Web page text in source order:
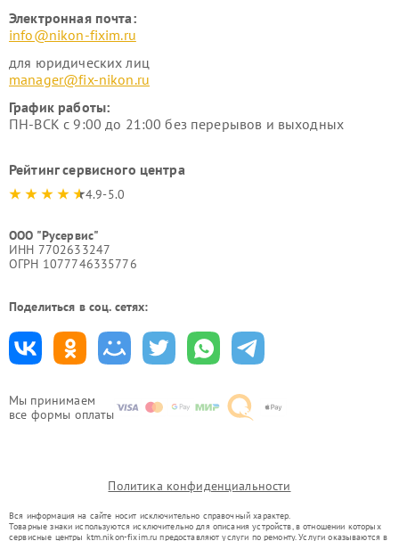
Мы принимаем
все формы оплаты
Электронная почта:
info@nikon-fixim.ru
для юридических лиц
manager@fix-nikon.ru
График работы:
ПН-ВСК с 9:00 до 21:00 без перерывов и выходных
Рейтинг сервисного центра
4.9-5.0
ООО "Русервис"
ИНН 7702633247
ОГРН 1077746335776
Поделиться в соц. сетях:
Политика конфиденциальности
Вся информация на сайте носит исключительно справочный характер.
Товарные знаки используются исключительно для описания устройств, в отношении которых
сервисные центры ktm.nikon-fixim.ru предоставляют услуги по ремонту. Услуги оказываются в